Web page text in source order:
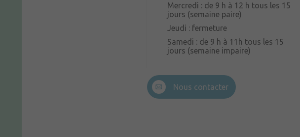
Mercredi : de 9 h à 12 h tous les 15
jours (semaine paire)
Jeudi : fermeture
Samedi : de 9 h à 11h tous les 15
jours (semaine impaire)
Nous contacter